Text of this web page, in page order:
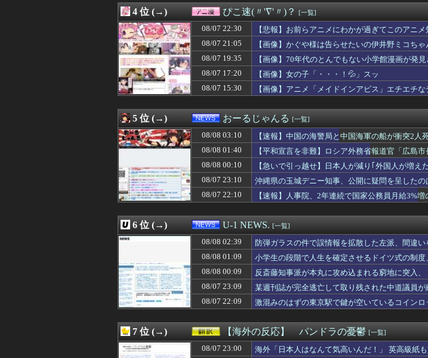
08/08 02:38
男が描く女の絵で一番理解できない表現
08/08 02:35
【画像】赤ちゃんを遺棄して逮捕の女さん(23)、公表された美
08/08 02:35
【悲報】しゃぶ葉でおっさんが迷惑行為、その理由がヤバすぎ
08/08 02:33
転生したらスライムだった件 第89話 感想：原初同士の戦い！
08/08 02:30
【結末が】十数人と体の関係…関係を切った結果、とんでもな
08/08 02:30
ファミコンミニ、スーファミミニ、PCエンジンミニ、メガドラ
08/08 02:30
【悲報】週刊少年ジャンプ、史上初の100万部割れ
08/08 02:27
川底に沈んでいたマンモスやナチス軍艦など露出、熱波でドナ
08/08 02:27
脳腫瘍手術で「正常な組織」を誤って摘出…自発呼吸不能の
08/08 02:25
【驚愕】手マン経験者しかわからない事ｗｗｗｗｗｗｗｗｗｗ
08/08 02:24
【悲報】日本のライオンさん、溶ける
08/08 02:20
庄司大輔騎手重賞勝てたな 他
08/08 02:19
【VIP席3万超】Number_iが全席一律料金を廃止！米大手エー
将来就く職業で悩んでた元彼が「お前んちの家業を継いでやっ
08/08 02:18
【いつもの場所で…】市営のジムに通っていた。ジム通いをは
08/08 02:15
【朗報】冥王計画ゼオライマーさんたった2回のスパロボ参戦
08/08 02:15
ネットで会える女とヤれる率がwww
08/08 02:13
【悲報】開示請求が届いた…
08/08 02:11
京大病院、脳腫瘍摘出手術で誤って腫瘍の無い部位を摘出 脳
08/08 02:10
【画像】女優・松本まりか、乳首隠したノーブラ乳がHすぎる
08/08 02:10
【唖然】元カノの母親に見抜かれて結婚挫折 → その理由がコ
熊本地震で居酒屋から温泉が湧き出るｗｗｗｗｗ
08/08 02:10
【悲報】阪神大震災の記憶が蘇る…あの時の衝撃的な写真が再
08/08 02:09
【朗報】今年の夏、ガチで涼しい
08/08 02:08
激震！韓国サッカー協会が15年前にW杯予選などで「外国人審
08/08 02:07
【ニュース】日本共産党の街宣車、ほんと碌でもないな
08/08 02:06
【緊急速報】韓国サッカー協会、ガチでワールドカップ予選で
08/08 02:05
何処情報か知らんけど定期的に嘘情報を流す馬鹿がいる
08/08 02:05
【画像】脱毛サロンのお姉さん、特別サービスがエ□すぎる件ｗ
08/08 02:05
【悲報】弱者男性、フェミニズムを「陰謀論」だと思っていた
4 位 (→) ぴこ速(〃'∇'〃)？ [一覧]
08/07 22:30
【悲報】お前らアニメにわかが過ぎてこのアニ
08/07 21:05
【画像】かぐや様は告らせたいの伊井野ミコちゃ
08/07 19:35
【画像】70年代のとんでもない小学館漫画が発
08/07 17:20
【画像】女の子「・・・！💦」スッ
08/07 15:30
【画像】アニメ「メイドインアビス」エチエチ
5 位 (→) おーるじゃんる [一覧]
08/08 03:10
【速報】中国の海警局と中国海軍の船が衝突2
08/08 01:40
【平和宣言を非難】ロシア外務省報道官「広島
08/08 00:10
【急いで引っ越せ】日本人が減り｢外国人が増
08/07 23:10
沖縄県の玉城デニー知事、公開に疑問を呈した
た」とよくわからない説明
08/07 22:10 【速報】人事院、2年連続で国家公務員月給3%
6 位 (→) U-1 NEWS. [一覧]
08/08 02:39
防弾ガラスの件で誤情報を拡散した左派、間違
08/08 01:09
小学生の段階で人生を確定させるドイツ式の制
08/08 00:09
反斎藤知事派が本丸に攻め込まれる窮地に突入
08/07 23:09
某週刊誌が完全逃亡して取り残された中道議員
呆れる人が続出
08/07 22:09 激混みのはずの東京駅で鍵が空いているコイン
7 位 (→) 【海外の反応】 パンドラの憂鬱 [一覧]
08/07 23:00
海外「日本人はなんて気高いんだ！」 英高級紙